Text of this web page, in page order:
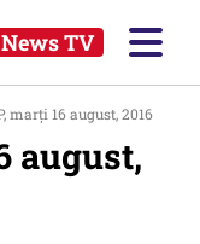
TV
marți 16 august, 2016
august,